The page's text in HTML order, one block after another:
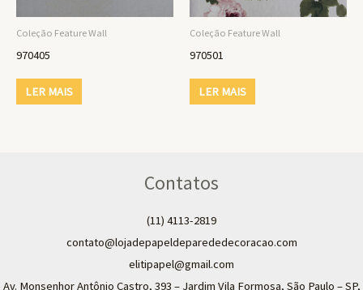
Coleção Feature Wall
970405
LER MAIS
Coleção Feature Wall
970501
LER MAIS
Contatos
(11) 4113-2819
contato@lojadepapeldeparededecoracao.com
elitipapel@gmail.com​
Av. Monsenhor Antônio Castro, 393 – Jardim Vila Formosa, São Paulo – SP,